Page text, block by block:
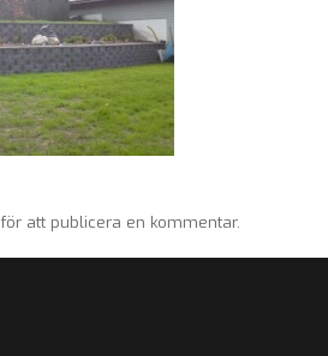
för att publicera en kommentar.